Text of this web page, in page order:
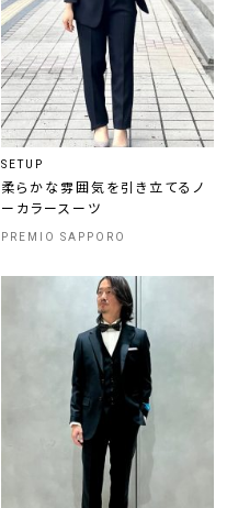
SETUP
柔らかな雰囲気を引き立てるノ
ーカラースーツ
PREMIO SAPPORO